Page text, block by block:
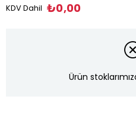
KDV Dahil ₺0,00
Ürün